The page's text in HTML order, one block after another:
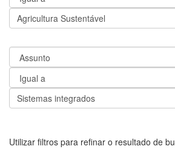
Utilizar filtros para refinar o resultado de